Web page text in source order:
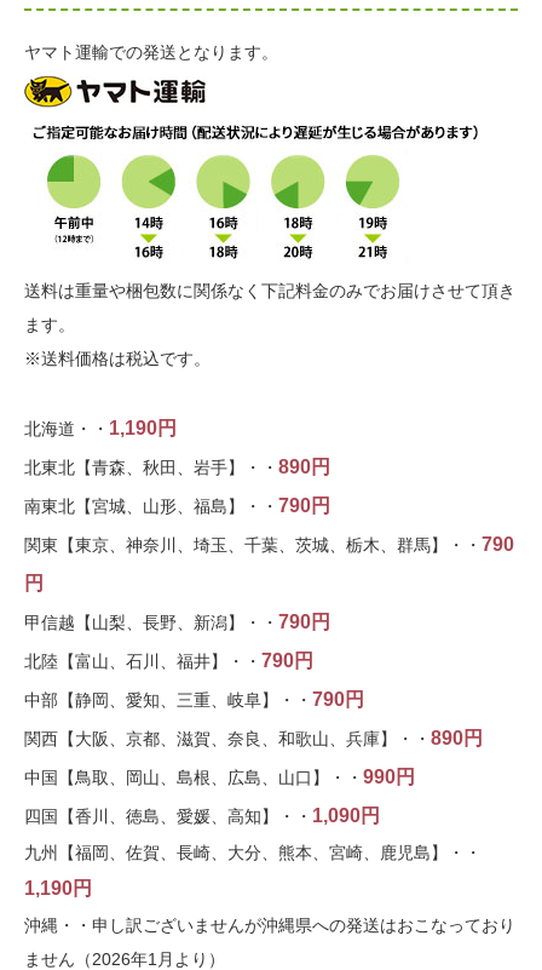
ヤマト運輸での発送となります。
送料は重量や梱包数に関係なく下記料金のみでお届けさせて頂き
ます。
※送料価格は税込です。
北海道・・ 1,190円
北東北【青森、秋田、岩手】・・ 890円
南東北【宮城、山形、福島】・・ 790円
関東【東京、神奈川、埼玉、千葉、茨城、栃木、群馬】・・ 790
円
甲信越【山梨、長野、新潟】・・ 790円
北陸【富山、石川、福井】・・ 790円
中部【静岡、愛知、三重、岐阜】・・ 790円
関西【大阪、京都、滋賀、奈良、和歌山、兵庫】・・ 890円
中国【鳥取、岡山、島根、広島、山口】・・ 990円
四国【香川、徳島、愛媛、高知】・・ 1,090円
九州【福岡、佐賀、長崎、大分、熊本、宮崎、鹿児島】・・
1,190円
沖縄・・申し訳ございませんが沖縄県への発送はおこなっており
ません（2026年1月より）